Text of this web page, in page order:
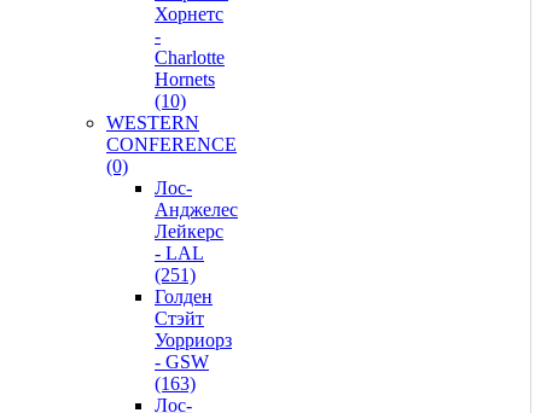
Хорнетс
-
Charlotte
Hornets
(10)
WESTERN
CONFERENCE
(0)
Лос-
Анджелес
Лейкерс
- LAL
(251)
Голден
Стэйт
Уорриорз
- GSW
(163)
Лос-